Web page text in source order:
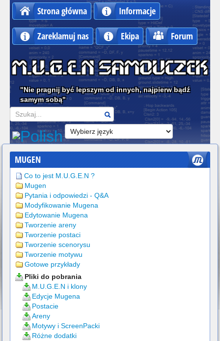
Strona główna Informacje
Zareklamuj nas Ekipa Forum
"Nie pragnij być lepszym od innych, najpierw bądź
samym sobą"
Szukaj
MUGEN
Co to jest M.U.G.E.N ?
Mugen
Pytania i odpowiedzi - Q&A
Modyfikowanie Mugena
Edytowanie Mugena
Tworzenie areny
Tworzenie postaci
Tworzenie scenorysu
Tworzenie motywu
Gotowe przykłady
Pliki do pobrania
M.U.G.E.N i klony
Edycje Mugena
Postacie
Areny
Motywy i ScreenPacki
Różne dodatki